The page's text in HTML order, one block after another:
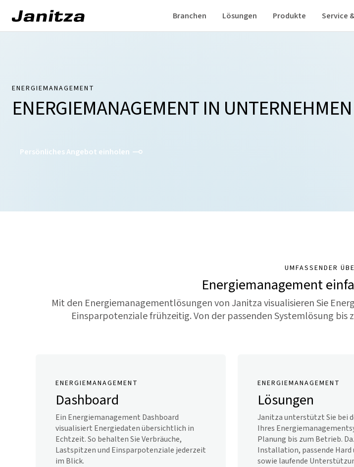
Branchen Lösungen Produkte Service
ENERGIEMANAGEMENT
ENERGIEMANAGEMENT IN UNTERNEHMEN
Persönliches Angebot einholen
UMFASSENDER
Energiemanagement
Mit den Energiemanagementlösungen von Janitza visualisieren Sie
Einsparpotenziale frühzeitig. Von der passenden Systemlösung
ENERGIEMANAGEMENT
Dashboard
Ein Energiemanagement Dashboard
visualisiert Energiedaten übersichtlich in
Echtzeit. So behalten Sie Verbräuche,
Lastspitzen und Einsparpotenziale jederzeit
im Blick.
ENERGIEMANAGEMENT
Lösungen
Janitza unterstützt Sie bei
Ihres
Planung bis zum Betrieb.
Installation, passende Hard
sowie laufende